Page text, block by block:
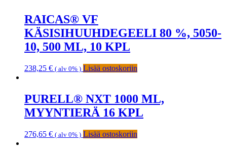
RAICAS® VF
KÄSISIHUUHDEGEELI 80 %, 5050-
10, 500 ML, 10 KPL
238,25 € ( alv 0% ) Lisää ostoskoriin
PURELL® NXT 1000 ML,
MYYNTIERÄ 16 KPL
276,65 € ( alv 0% ) Lisää ostoskoriin